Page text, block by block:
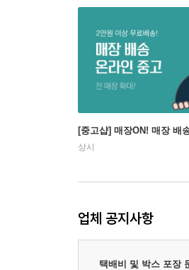
[중고샵] 매장ON! 매장 배
상시
업체 공지사항
택배비 및 박스 포장